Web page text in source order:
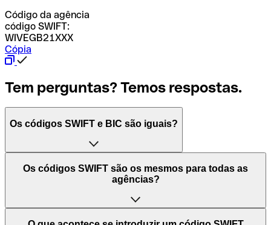
Código da agência
código SWIFT:
WIVEGB21XXX
Cópia
Tem perguntas? Temos respostas.
Os códigos SWIFT e BIC são iguais?
O acrónimo SWIFT significa "Society for Worldwide
Interbank Financial Telecommunication (Sociedade para
Mundiais)". Trata-se de uma rede mundial onde se
processam pagamentos entre países. Por outro lado, BIC
Os códigos SWIFT são os mesmos para todas as
agências?